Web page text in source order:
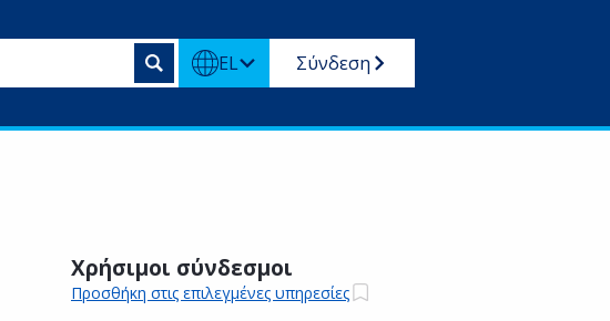
EL Σύνδεση
Χρήσιμοι σύνδεσμοι
Προσθήκη στις επιλεγμένες υπηρεσίες